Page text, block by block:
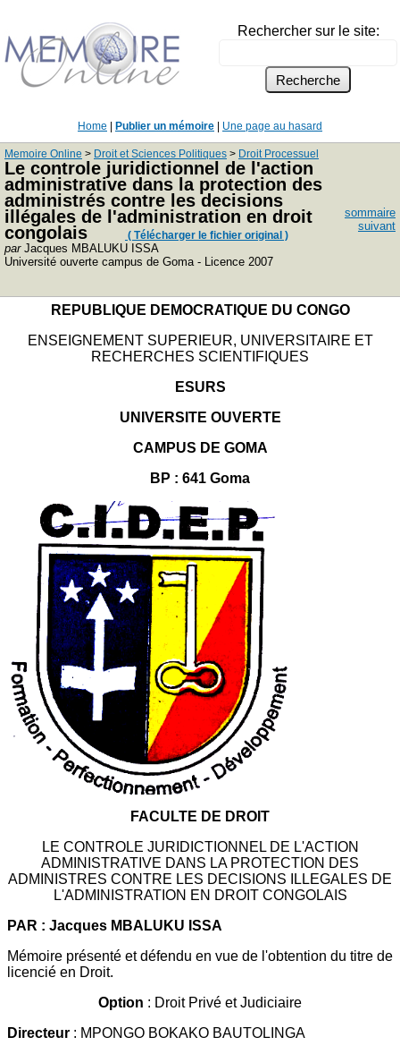
Rechercher sur le site:
Home Publier un mémoire Une page au hasard
Memoire Online > Droit et Sciences Politiques > Droit Processuel
Le controle juridictionnel de l'action
administrative dans la protection des
administrés contre les decisions
illégales de l'administration en droit
congolais
( Télécharger le fichier original )
parJacques MBALUKU ISSA
Université ouverte campus de Goma - Licence 2007
sommaire
suivant
REPUBLIQUE DEMOCRATIQUE DU CONGO
ENSEIGNEMENT SUPERIEUR, UNIVERSITAIRE ET
RECHERCHES SCIENTIFIQUES
ESURS
UNIVERSITE OUVERTE
CAMPUS DE GOMA
BP : 641 Goma
FACULTE DE DROIT
LE CONTROLE JURIDICTIONNEL DE L'ACTION
ADMINISTRATIVE DANS LA PROTECTION DES
ADMINISTRES CONTRE LES DECISIONS ILLEGALES DE
L'ADMINISTRATION EN DROIT CONGOLAIS
PAR : Jacques MBALUKU ISSA
Mémoire présenté et défendu en vue de l'obtention du titre de
licencié en Droit.
Option : Droit Privé et Judiciaire
Directeur : MPONGO BOKAKO BAUTOLINGA